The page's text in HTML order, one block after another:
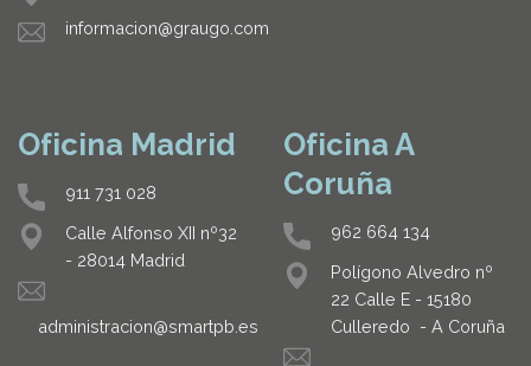
Oficina Madrid
911 731 028
Calle Alfonso XII nº32
- 28014 Madrid
administracion@smartpb.es
informacion@graugo.com
Oficina A
Coruña
962 664 134
Polígono Alvedro nº
22 Calle E - 15180
Culleredo - A Coruña